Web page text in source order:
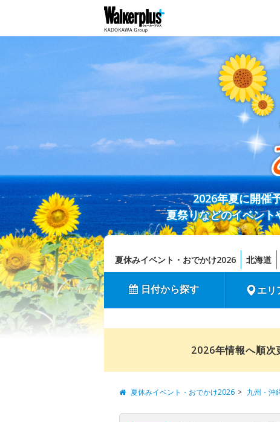
2026年夏に開催
夏祭りなどのイベン
夏休みイベント・おでかけ2026 北海道
日付から探す エリ
2026年情報へ順次
夏休みイベント・おでかけ2026 九州・沖